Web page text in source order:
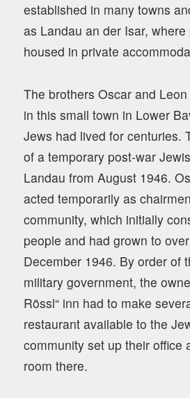
established in many towns
as Landau an der Isar,
housed in private
The brothers Oscar and
in this small town in Lower
Jews had lived for centuries.
of a temporary post-war
Landau from August 1946.
acted temporarily as
community, which initially
people and had grown to
December 1946. By order of
military government, the
Rössl“ inn had to make
restaurant available to the
community set up their office
room there.